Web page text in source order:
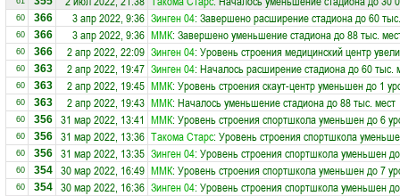
60 366 3 апр 2022, 9:36 Зинген 04: Завершено расширение стадиона до 60
60 366 3 апр 2022, 9:36 ММК: Завершено уменьшение стадиона до 88 тыс.
60 366 2 апр 2022, 22:09 Зинген 04: Уровень строения медицинский центр
60 363 2 апр 2022, 19:47 Зинген 04: Началось расширение стадиона до 60 тыс.
60 363 2 апр 2022, 19:45 ММК: Уровень строения скаут-центр уменьшен до 1
60 363 2 апр 2022, 19:43 ММК: Началось уменьшение стадиона до 88 тыс. мест
60 356 31 мар 2022, 13:41 ММК: Уровень строения спортшкола уменьшен до 6
60 356 31 мар 2022, 13:36 Такома Старс: Уровень строения спортшкола
60 356 31 мар 2022, 13:35 Зинген 04: Уровень строения спортшкола уменьшен
60 354 30 мар 2022, 16:49 ММК: Уровень строения спортшкола уменьшен до 7
60 354 30 мар 2022, 16:36 Зинген 04: Уровень строения спортшкола уменьшен